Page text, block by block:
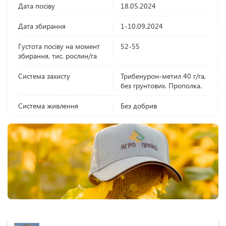
Дата посіву 18.05.2024
Дата збирання 1-10.09.2024
Густота посіву на момент
збирання, тис. рослин/га
52-55
Система захисту
Трибенурон-метил 40 г/га,
без грунтових. Прополка.
Система живлення Без добрив